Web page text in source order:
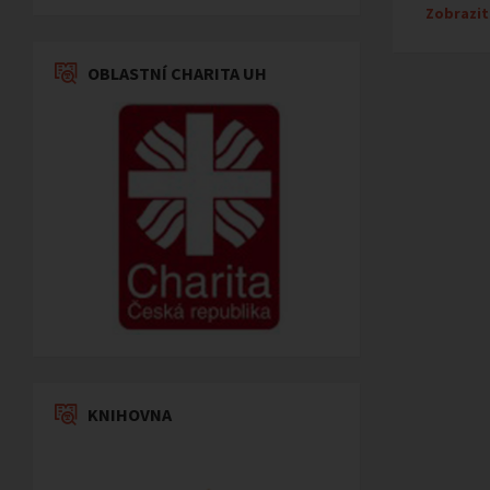
Zobrazit
OBLASTNÍ CHARITA UH
KNIHOVNA